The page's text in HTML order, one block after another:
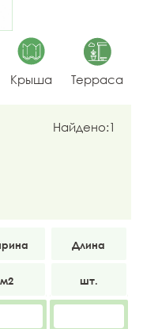
Крыша Терраса
Найдено:1
135 3000